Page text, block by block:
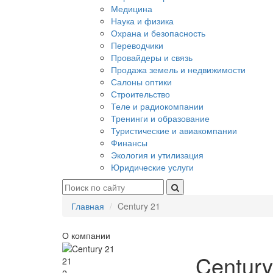
Медицина
Наука и физика
Охрана и безопасность
Переводчики
Провайдеры и связь
Продажа земель и недвижимости
Салоны оптики
Строительство
Теле и радиокомпании
Тренинги и образование
Туристические и авиакомпании
Финансы
Экология и утилизация
Юридические услуги
Главная Century 21
О компании
21